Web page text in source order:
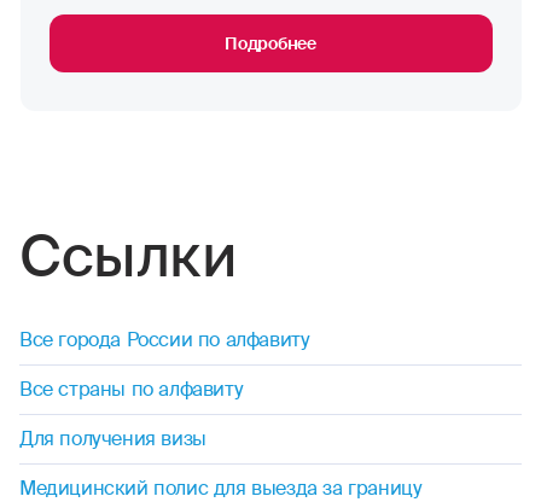
диггерство
джиппинг
капоэйра
Подробнее
Ссылки
Все города России по алфавиту
Все страны по алфавиту
Для получения визы
Медицинский полис для выезда за границу